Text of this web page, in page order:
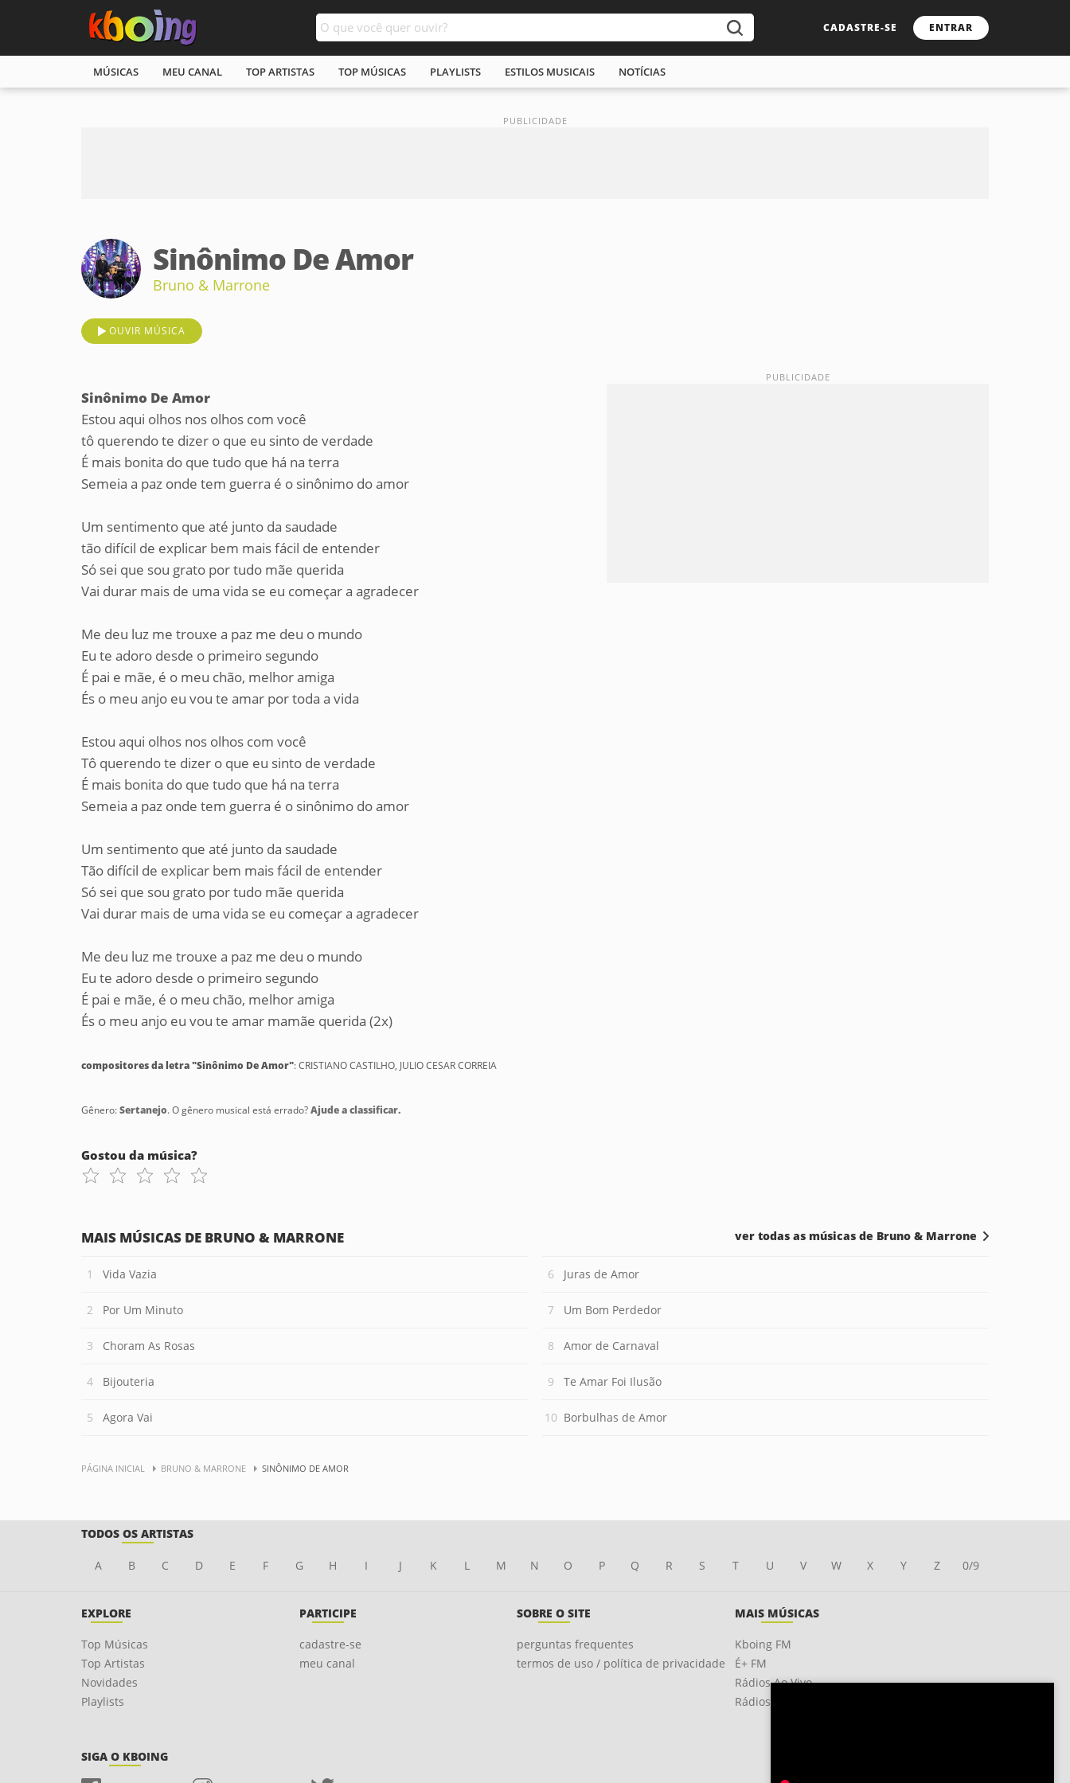
CADASTRE-SE ENTRAR
MÚSICAS MEU CANAL TOP ARTISTAS TOP MÚSICAS PLAYLISTS ESTILOS MUSICAIS NOTÍCIAS
Sinônimo De Amor
Bruno & Marrone
OUVIR MÚSICA
Sinônimo De Amor
Estou aqui olhos nos olhos com você
tô querendo te dizer o que eu sinto de verdade
É mais bonita do que tudo que há na terra
Semeia a paz onde tem guerra é o sinônimo do amor
Um sentimento que até junto da saudade
tão difícil de explicar bem mais fácil de entender
Só sei que sou grato por tudo mãe querida
Vai durar mais de uma vida se eu começar a agradecer
Me deu luz me trouxe a paz me deu o mundo
Eu te adoro desde o primeiro segundo
É pai e mãe, é o meu chão, melhor amiga
És o meu anjo eu vou te amar por toda a vida
Estou aqui olhos nos olhos com você
Tô querendo te dizer o que eu sinto de verdade
É mais bonita do que tudo que há na terra
Semeia a paz onde tem guerra é o sinônimo do amor
Um sentimento que até junto da saudade
Tão difícil de explicar bem mais fácil de entender
Só sei que sou grato por tudo mãe querida
Vai durar mais de uma vida se eu começar a agradecer
Me deu luz me trouxe a paz me deu o mundo
Eu te adoro desde o primeiro segundo
É pai e mãe, é o meu chão, melhor amiga
És o meu anjo eu vou te amar mamãe querida (2x)
compositores da letra "Sinônimo De Amor": CRISTIANO CASTILHO, JULIO CESAR CORREIA
Gênero:Sertanejo. O gênero musical está errado?Ajude a classificar.
Gostou da música?
MAIS MÚSICAS DE BRUNO & MARRONE
Vida Vazia
Por Um Minuto
Choram As Rosas
Bijouteria
Agora Vai
Juras de Amor
Um Bom Perdedor
Amor de Carnaval
Te Amar Foi Ilusão
Borbulhas de Amor
ver todas as músicas de Bruno & Marrone
PÁGINA INICIAL BRUNO & MARRONE SINÔNIMO DE AMOR
TODOS OS ARTISTAS
A B C D E F G H I J K L M N O P Q R S T U V W X Y Z 0/9
EXPLORE
Top Músicas
Top Artistas
Novidades
Playlists
PARTICIPE
cadastre-se
meu canal
SOBRE O SITE
perguntas frequentes
termos de uso / política de privacidade
MAIS MÚSICAS
Kboing FM
É+ FM
Rádios Ao Vivo
Rádios OnLine
SIGA O KBOING